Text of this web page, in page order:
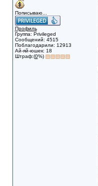
Пописываю...
Профиль
Группа: Privileged
Сообщений: 4515
Поблагодарили: 12913
Ай-яй-юшек: 18
Штраф:(0%)